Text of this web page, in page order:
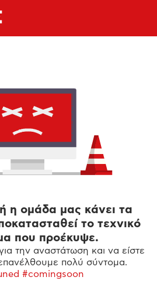
η ομάδα μας κάνει τα
το τεχνικό
που προέκυψε.
την αναστάτωση και να είστε
πολύ σύντομα.
#comingsoon